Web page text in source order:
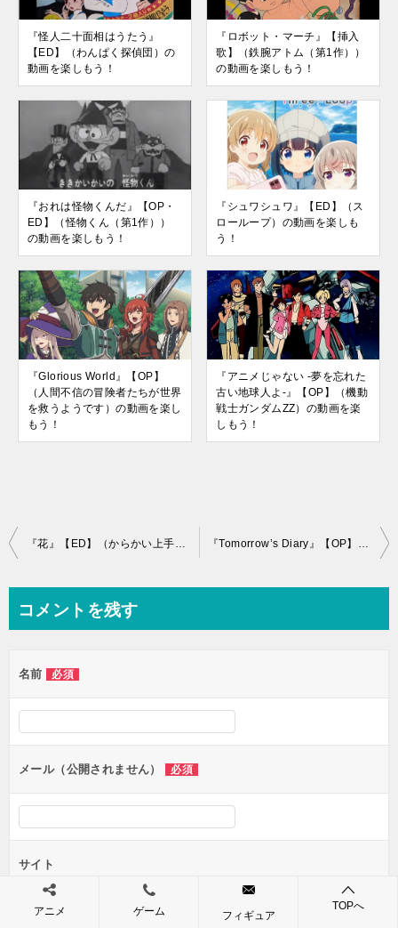
『怪人二十面相はうたう』
【ED】（わんぱく探偵団）の
動画を楽しもう！
『ロボット・マーチ』【挿入
歌】（鉄腕アトム（第1作））
の動画を楽しもう！
『おれは怪物くんだ』【OP・
ED】（怪物くん（第1作））
の動画を楽しもう！
『シュワシュワ』【ED】（ス
ローループ）の動画を楽しも
う！
『Glorious World』【OP】
（人間不信の冒険者たちが世界
を救うようです）の動画を楽し
もう！
『アニメじゃない -夢を忘れた
古い地球人よ-』【OP】（機動
戦士ガンダムZZ）の動画を楽
しもう！
投
ビ
ー
シ
ョ
ン
コメントを残す
名前 必須
メール（公開されません） 必須
サイト
アニメ ゲーム フィギュア
TOPへ